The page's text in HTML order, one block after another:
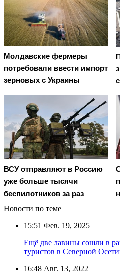
Молдавские фермеры
потребовали ввести импорт
зерновых с Украины
ВСУ отправляют в Россию
уже больше тысячи
беспилотников за раз
Новости по теме
15:51 Фев. 19, 2025
Ещё две лавины сошли в
туристов в Северной
16:48 Авг. 13, 2022